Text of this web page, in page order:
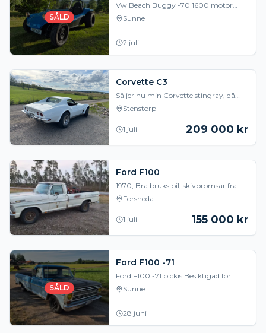
SÅLD
Vw Beach Buggy -70 1600 motor
Nybesiktigad för evigt Helrenovering
av tidigare ägare. Helt rostfri nylackad
Sunne
2 juli
Corvette C3
Säljer nu min Corvette stingray, då
andra saker går före. En underbart
trevlig bil som drar blickar till sig, när
det är
Stenstorp
1 juli 209 000 kr
Ford F100
1970, Bra bruks bil, skivbromsar fram,
ny holley förgasare. 360 med
automat, ring för 070 3280041
Forsheda
1 juli 155 000 kr
SÅLD
Ford F100 -71
Ford F100 -71 pickis Besiktigad för
evigt Bara ut å åka V8 390 och C6
låda Styrservo Öppningsbar bakruta
Sunne
28 juni